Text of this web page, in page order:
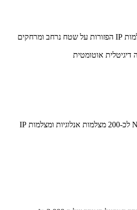
מערכת עם כ-60 מצלמות IP הפזורות על שטח נרחב ומרחקים
אוטומטית